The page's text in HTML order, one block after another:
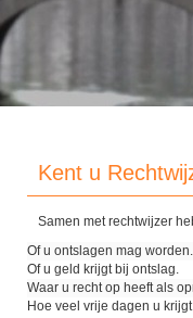
Kent u
Samen met rechtwijzer
Of u ontslagen mag worden.
Of u geld krijgt bij ontslag.
Waar u recht op heeft als
Hoe veel vrije dagen u